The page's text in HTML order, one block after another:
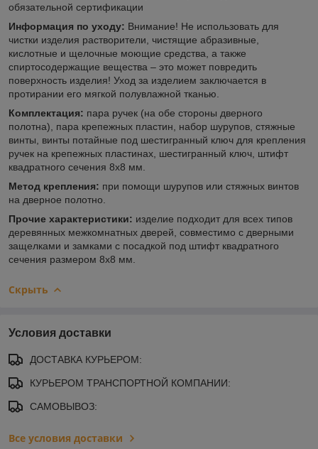
обязательной сертификации
Информация по уходу: Внимание! Не использовать для
чистки изделия растворители, чистящие абразивные,
кислотные и щелочные моющие средства, а также
спиртосодержащие вещества – это может повредить
поверхность изделия! Уход за изделием заключается в
протирании его мягкой полувлажной тканью.
Комплектация: пара ручек (на обе стороны дверного
полотна), пара крепежных пластин, набор шурупов, стяжные
винты, винты потайные под шестигранный ключ для крепления
ручек на крепежных пластинах, шестигранный ключ, штифт
квадратного сечения 8х8 мм.
Метод крепления: при помощи шурупов или стяжных винтов
на дверное полотно.
Прочие характеристики: изделие подходит для всех типов
деревянных межкомнатных дверей, совместимо с дверными
защелками и замками с посадкой под штифт квадратного
сечения размером 8х8 мм.
Скрыть
Условия доставки
ДОСТАВКА КУРЬЕРОМ:
КУРЬЕРОМ ТРАНСПОРТНОЙ КОМПАНИИ:
САМОВЫВОЗ:
Все условия доставки